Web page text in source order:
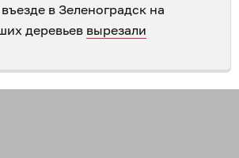
в Зеленоградск на
деревьев вырезали